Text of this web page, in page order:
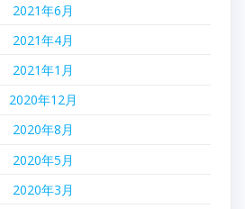
2021年6月
2021年4月
2021年1月
2020年12月
2020年8月
2020年5月
2020年3月